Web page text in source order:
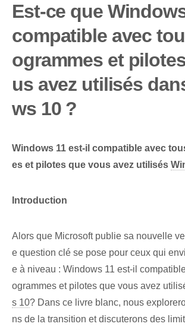
Est-ce que
compatible avec
ogrammes et
us avez utilisés
ws 10 ?
Windows 11 est-il compatible avec
es et pilotes que vous avez utilisés
Introduction
Alors que Microsoft publie sa nouvelle
e question clé se pose pour ceux qui
e à niveau : Windows 11 est-il
ogrammes et pilotes que vous avez
s 10? Dans ce livre blanc, nous
ns de la transition et discuterons des